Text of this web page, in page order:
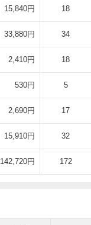
15,840円 18
33,880円 34
2,410円 18
530円 5
2,690円 17
15,910円 32
142,720円 172